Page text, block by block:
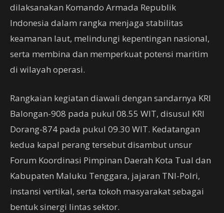
dilaksanakan Komando Armada Republik
Indonesia dalam rangka menjaga stabilitas
keamanan laut, melindungi kepentingan nasional,
serta membina dan memperkuat potensi maritim
di wilayah operasi.
Rangkaian kegiatan diawali dengan sandarnya KRI
Balongan-908 pada pukul 08.55 WIT, disusul KRI
Dorang-874 pada pukul 09.30 WIT. Kedatangan
kedua kapal perang tersebut disambut unsur
Forum Koordinasi Pimpinan Daerah Kota Tual dan
Kabupaten Maluku Tenggara, jajaran TNI-Polri,
instansi vertikal, serta tokoh masyarakat sebagai
bentuk sinergi lintas sektor.